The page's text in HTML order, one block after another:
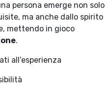
persona emerge non solo
ma anche dallo spirito
mettendo in gioco
.
all’esperienza